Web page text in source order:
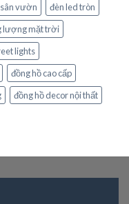
vườn
đèn led tròn
lượng mặt trời
lights
đồng hồ cao cấp
đồng hồ decor nội thất